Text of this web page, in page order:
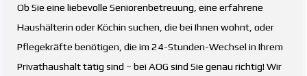
Ob Sie eine liebevolle Seniorenbetreuung, eine erfahrene
Haushälterin oder Köchin suchen, die bei Ihnen wohnt, oder
Pflegekräfte benötigen, die im 24-Stunden-Wechsel in Ihrem
Privathaushalt tätig sind – bei AOG sind Sie genau richtig! Wir